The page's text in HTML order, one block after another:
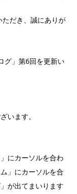
だき、誠にありが
グ」第6回を更新い
います。
にカーソルを合わ
」にカーソルを合
が出てまいります